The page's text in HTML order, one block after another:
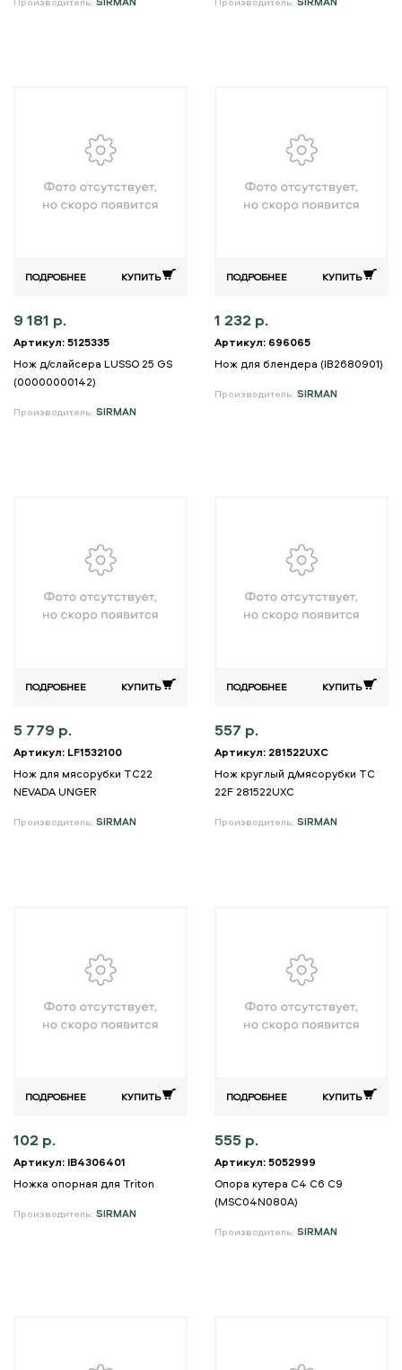
ПОДРОБНЕЕ КУПИТЬ
9 181 р.
Артикул: 5125335
Нож д/слайсера LUSSO 25 GS
(00000000142)
Производитель: SIRMAN
ПОДРОБНЕЕ КУПИТЬ
1 232 р.
Артикул: 696065
Нож для блендера (IB2680901)
Производитель: SIRMAN
ПОДРОБНЕЕ КУПИТЬ
5 779 р.
Артикул: LF1532100
Нож для мясорубки TC22
NEVADA UNGER
Производитель: SIRMAN
ПОДРОБНЕЕ КУПИТЬ
557 р.
Артикул: 281522UXC
Нож круглый д/мясорубки ТС
22F 281522UXC
Производитель: SIRMAN
ПОДРОБНЕЕ КУПИТЬ
102 р.
Артикул: IB4306401
Ножка опорная для Triton
Производитель: SIRMAN
ПОДРОБНЕЕ КУПИТЬ
555 р.
Артикул: 5052999
Опора кутера C4 C6 C9
(MSC04N080A)
Производитель: SIRMAN